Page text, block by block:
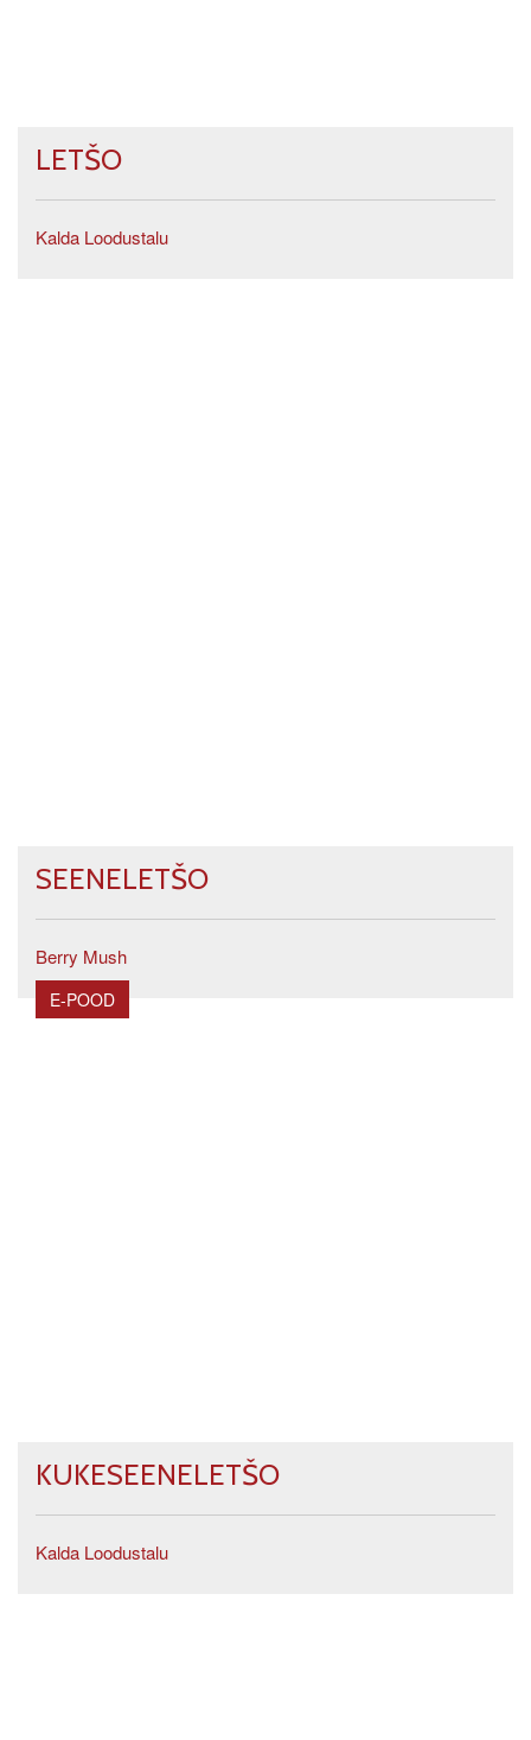
LETŠO
Kalda Loodustalu
SEENELETŠO
Berry Mush
E-POOD
KUKESEENELETŠO
Kalda Loodustalu